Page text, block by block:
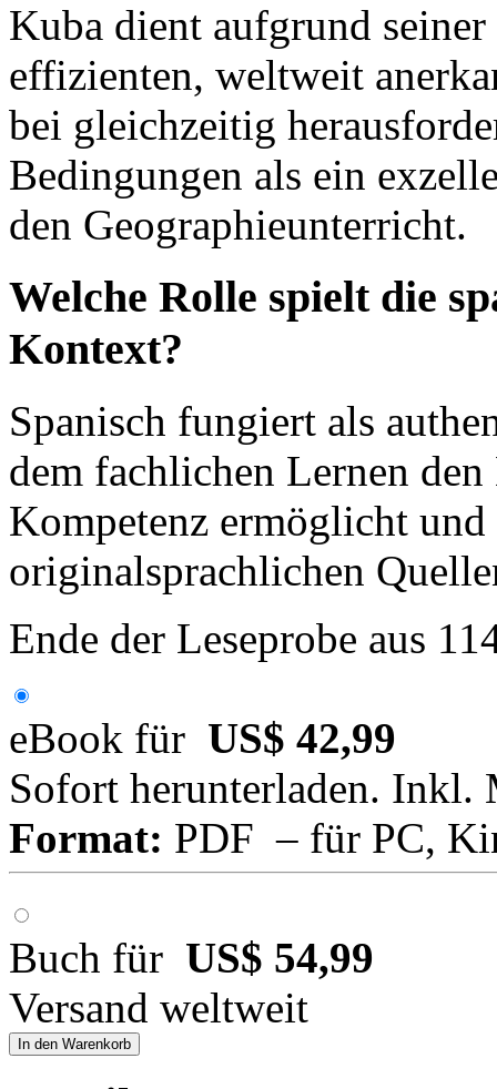
Kuba dient aufgrund
effizienten, weltweit
bei gleichzeitig
Bedingungen als ein
den Geographieunterricht.
Welche Rolle spielt die
Kontext?
Spanisch fungiert als
dem fachlichen Lernen
Kompetenz ermöglicht
originalsprachlichen
Ende der Leseprobe aus
eBook für US$ 42,99
Sofort herunterladen. Inkl.
Format: PDF – für PC,
Buch für US$ 54,99
Versand weltweit
In den Warenkorb